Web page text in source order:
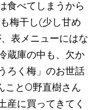
食べてしまうから
梅干し(少し甘め
表メニューにはな
蔵庫の中も、欠か
ろく梅」のお世話
ことO野直樹さん
産に買ってきてく